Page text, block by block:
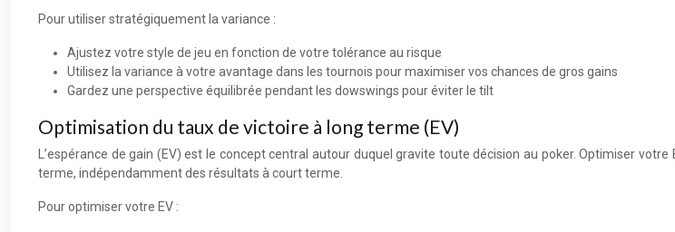
Pour utiliser stratégiquement la variance :
Ajustez votre style de jeu en fonction de votre tolérance au risque
Utilisez la variance à votre avantage dans les tournois pour maximiser vos chances de gros gains
Gardez une perspective équilibrée pendant les dowswings pour éviter le tilt
Optimisation du taux de victoire à long terme (EV)
L’espérance de gain (EV) est le concept central autour duquel gravite toute décision au poker. Optimiser
terme, indépendamment des résultats à court terme.
Pour optimiser votre EV :